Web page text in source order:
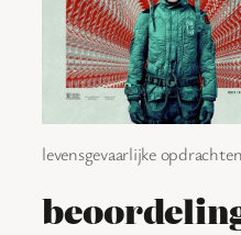
levensgevaarlijke